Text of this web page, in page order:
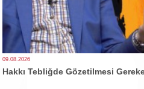
09.08.2026
Hakkı Tebliğde Gözetilmesi